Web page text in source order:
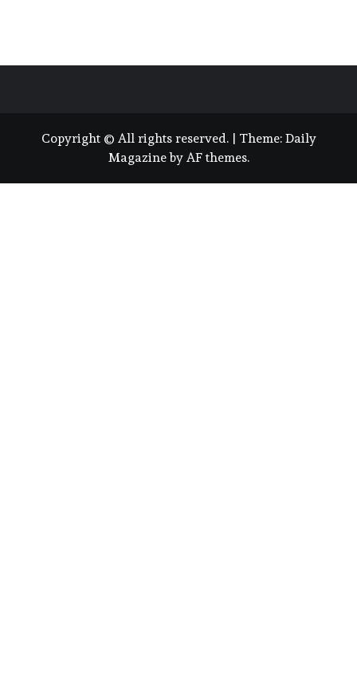
Copyright © All rights reserved. Theme: Daily
Magazineby AF themes.